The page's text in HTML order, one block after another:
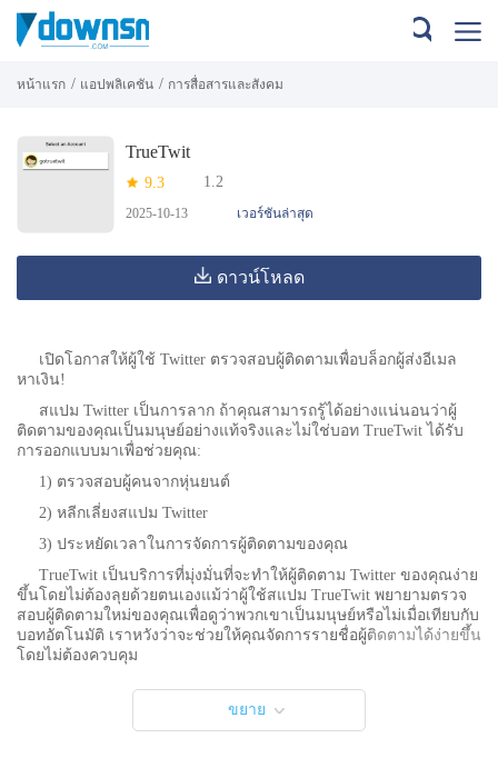
หน้าแรก / แอปพลิเคชัน / การสื่อสารและสังคม
TrueTwit
9.3 1.2
2025-10-13 เวอร์ชันล่าสุด
ดาวน์โหลด
เปิดโอกาสให้ผู้ใช้ Twitter ตรวจสอบผู้ติดตามเพื่อบล็อกผู้ส่งอีเมล
หาเงิน!
สแปม Twitter เป็นการลาก ถ้าคุณสามารถรู้ได้อย่างแน่นอนว่าผู้
ติดตามของคุณเป็นมนุษย์อย่างแท้จริงและไม่ใช่บอท TrueTwit ได้รับ
การออกแบบมาเพื่อช่วยคุณ:
1) ตรวจสอบผู้คนจากหุ่นยนต์
2) หลีกเลี่ยงสแปม Twitter
3) ประหยัดเวลาในการจัดการผู้ติดตามของคุณ
TrueTwit เป็นบริการที่มุ่งมั่นที่จะทำให้ผู้ติดตาม Twitter ของคุณง่าย
ขึ้นโดยไม่ต้องลุยด้วยตนเองแม้ว่าผู้ใช้สแปม TrueTwit พยายามตรวจ
สอบผู้ติดตามใหม่ของคุณเพื่อดูว่าพวกเขาเป็นมนุษย์หรือไม่เมื่อเทียบกับ
บอทอัตโนมัติ เราหวังว่าจะช่วยให้คุณจัดการรายชื่อผู้ติดตามได้ง่ายขึ้น
โดยไม่ต้องควบคุม
มีอะไรใหม่ในเวอร์ชันล่าสุด 1.2
อัปเดตล่าสุดเมื่อวันที่ 15 ตุลาคม 2558 1. การแก้ไขข้อผิดพลาด
2. การค้นหาฟังก์ชั่นการค้นหา
ขยาย